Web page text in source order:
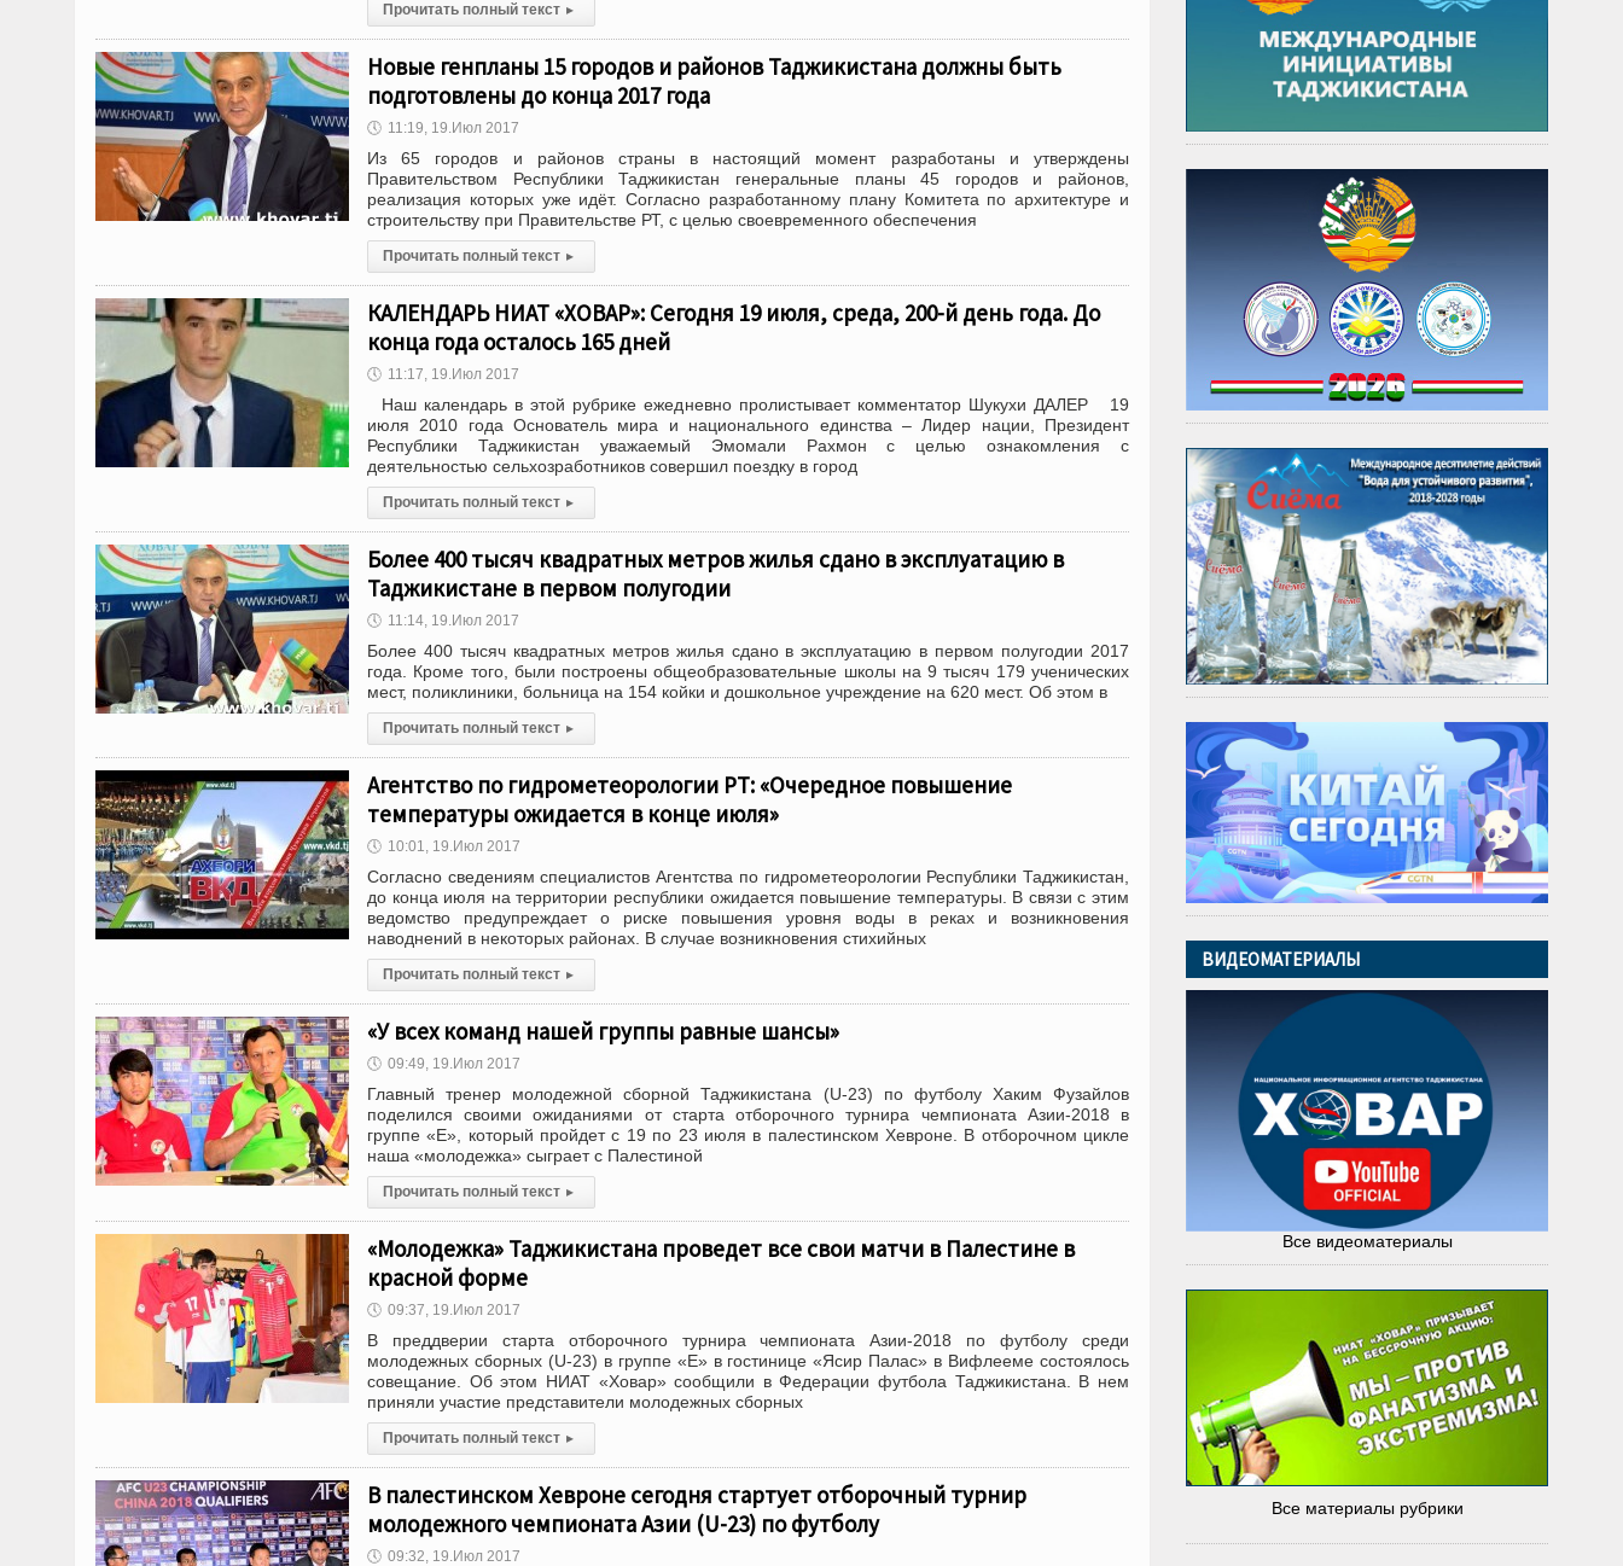
Прочитать полный текст ▸
Новые генпланы 15 городов и районов Таджикистана должны быть
подготовлены до конца 2017 года
🕔 11:19, 19.Июл 2017
Из 65 городов и районов страны в настоящий момент разработаны и утверждены
Правительством Республики Таджикистан генеральные планы 45 городов и районов,
реализация которых уже идёт. Согласно разработанному плану Комитета по архитектуре и
строительству при Правительстве РТ, с целью своевременного обеспечения
Прочитать полный текст ▸
КАЛЕНДАРЬ НИАТ «ХОВАР»: Сегодня 19 июля, среда, 200-й день года. До
конца года осталось 165 дней
🕔 11:17, 19.Июл 2017
Наш календарь в этой рубрике ежедневно пролистывает комментатор Шукухи ДАЛЕР 19
июля 2010 года Основатель мира и национального единства – Лидер нации, Президент
Республики Таджикистан уважаемый Эмомали Рахмон с целью ознакомления с
деятельностью сельхозработников совершил поездку в город
Прочитать полный текст ▸
Более 400 тысяч квадратных метров жилья сдано в эксплуатацию в
Таджикистане в первом полугодии
🕔 11:14, 19.Июл 2017
Более 400 тысяч квадратных метров жилья сдано в эксплуатацию в первом полугодии 2017
года. Кроме того, были построены общеобразовательные школы на 9 тысяч 179 ученических
мест, поликлиники, больница на 154 койки и дошкольное учреждение на 620 мест. Об этом в
Прочитать полный текст ▸
Агентство по гидрометеорологии РТ: «Очередное повышение
температуры ожидается в конце июля»
🕔 10:01, 19.Июл 2017
Согласно сведениям специалистов Агентства по гидрометеорологии Республики Таджикистан,
до конца июля на территории республики ожидается повышение температуры. В связи с этим
ведомство предупреждает о риске повышения уровня воды в реках и возникновения
наводнений в некоторых районах. В случае возникновения стихийных
Прочитать полный текст ▸
«У всех команд нашей группы равные шансы»
🕔 09:49, 19.Июл 2017
Главный тренер молодежной сборной Таджикистана (U-23) по футболу Хаким Фузайлов
поделился своими ожиданиями от старта отборочного турнира чемпионата Азии-2018 в
группе «Е», который пройдет с 19 по 23 июля в палестинском Хевроне. В отборочном цикле
наша «молодежка» сыграет с Палестиной
Прочитать полный текст ▸
«Молодежка» Таджикистана проведет все свои матчи в Палестине в
красной форме
🕔 09:37, 19.Июл 2017
В преддверии старта отборочного турнира чемпионата Азии-2018 по футболу среди
молодежных сборных (U-23) в группе «Е» в гостинице «Ясир Палас» в Вифлееме состоялось
совещание. Об этом НИАТ «Ховар» сообщили в Федерации футбола Таджикистана. В нем
приняли участие представители молодежных сборных
Прочитать полный текст ▸
В палестинском Хевроне сегодня стартует отборочный турнир
молодежного чемпионата Азии (U-23) по футболу
🕔 09:32, 19.Июл 2017
ВИДЕОМАТЕРИАЛЫ
Все видеоматериалы
Все материалы рубрики